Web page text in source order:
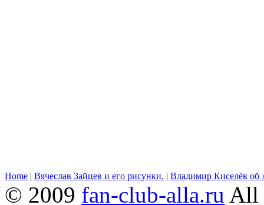
Home | Вячеслав Зайцев и его рисунки. | Владимир Киселёв об
© 2009 fan-club-alla.ru All